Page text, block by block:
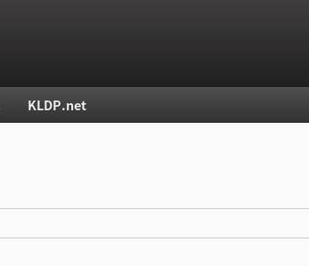
KLDP.net